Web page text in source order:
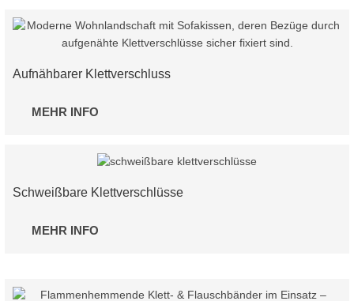
Aufnähbarer Klettverschluss
MEHR INFO
Schweißbare Klettverschlüsse
MEHR INFO